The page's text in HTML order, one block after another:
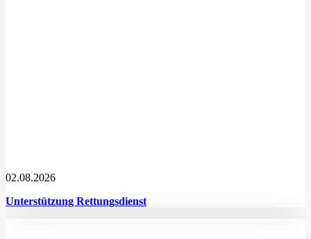
02.08.2026
Unterstützung Rettungsdienst